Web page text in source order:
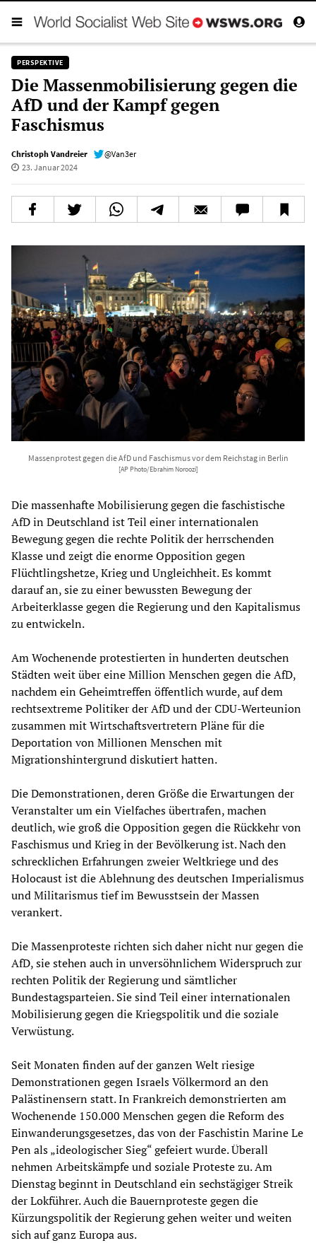
PERSPEKTIVE
Die Massenmobilisierung gegen die
AfD und der Kampf gegen
Faschismus
Christoph Vandreier
@Van3er
23. Januar 2024
Massenprotest gegen die AfD und Faschismus vor dem Reichstag in Berlin
[AP Photo/Ebrahim Noroozi]
Die massenhafte Mobilisierung gegen die faschistische
AfD in Deutschland ist Teil einer internationalen
Bewegung gegen die rechte Politik der herrschenden
Klasse und zeigt die enorme Opposition gegen
Flüchtlingshetze, Krieg und Ungleichheit. Es kommt
darauf an, sie zu einer bewussten Bewegung der
Arbeiterklasse gegen die Regierung und den Kapitalismus
zu entwickeln.
Am Wochenende protestierten in hunderten deutschen
Städten weit über eine Million Menschen gegen die AfD,
nachdem ein Geheimtreffen öffentlich wurde, auf dem
rechtsextreme Politiker der AfD und der CDU-Werteunion
zusammen mit Wirtschaftsvertretern Pläne für die
Deportation von Millionen Menschen mit
Migrationshintergrund diskutiert hatten.
Die Demonstrationen, deren Größe die Erwartungen der
Veranstalter um ein Vielfaches übertrafen, machen
deutlich, wie groß die Opposition gegen die Rückkehr von
Faschismus und Krieg in der Bevölkerung ist. Nach den
schrecklichen Erfahrungen zweier Weltkriege und des
Holocaust ist die Ablehnung des deutschen Imperialismus
und Militarismus tief im Bewusstsein der Massen
verankert.
Die Massenproteste richten sich daher nicht nur gegen die
AfD, sie stehen auch in unversöhnlichem Widerspruch zur
rechten Politik der Regierung und sämtlicher
Bundestagsparteien. Sie sind Teil einer internationalen
Mobilisierung gegen die Kriegspolitik und die soziale
Verwüstung.
Seit Monaten finden auf der ganzen Welt riesige
Demonstrationen gegen Israels Völkermord an den
Palästinensern statt. In Frankreich demonstrierten am
Wochenende 150.000 Menschen gegen die Reform des
Einwanderungsgesetzes, das von der Faschistin Marine Le
Pen als „ideologischer Sieg“ gefeiert wurde. Überall
nehmen Arbeitskämpfe und soziale Proteste zu. Am
Dienstag beginnt in Deutschland ein sechstägiger Streik
der Lokführer. Auch die Bauernproteste gegen die
Kürzungspolitik der Regierung gehen weiter und weiten
sich auf ganz Europa aus.